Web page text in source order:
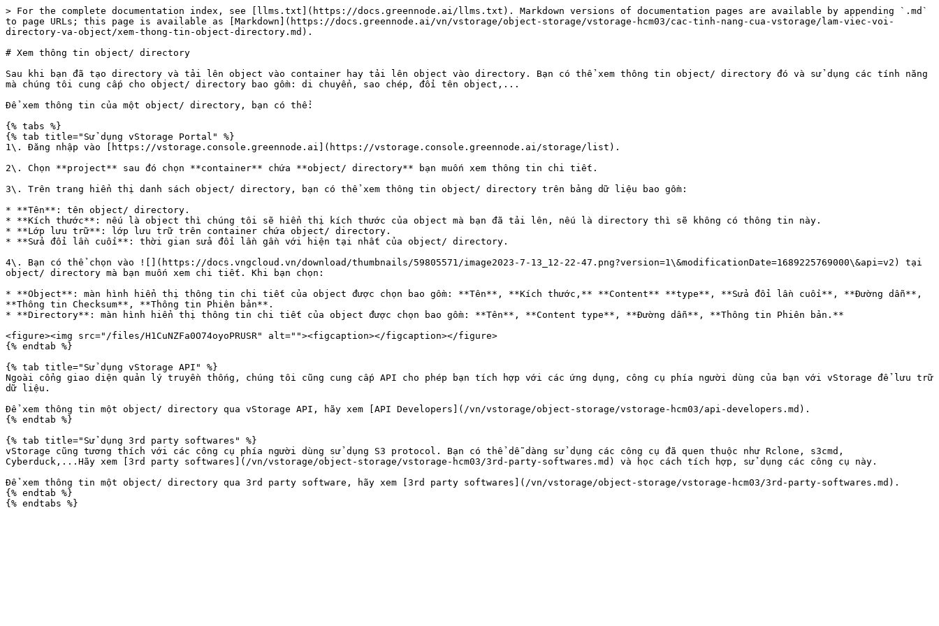
> For the complete documentation index, see [llms.txt](https://docs.greennode.ai/llms.txt). Markdown versions of documentation pages are available by appending `.md`
to page URLs; this page is available as [Markdown](https://docs.greennode.ai/vn/vstorage/object-storage/vstorage-hcm03/cac-tinh-nang-cua-vstorage/lam-viec-voi-
directory-va-object/xem-thong-tin-object-directory.md).
# Xem thông tin object/ directory
Sau khi bạn đã tạo directory và tải lên object vào container hay tải lên object vào directory. Bạn có thể xem thông tin object/ directory đó và sử dụng các tính năng
mà chúng tôi cung cấp cho object/ directory bao gồm: di chuyển, sao chép, đổi tên object,...
Để xem thông tin của một object/ directory, bạn có thể:
{% tabs %}
{% tab title="Sử dụng vStorage Portal" %}
1\. Đăng nhập vào [https://vstorage.console.greennode.ai](https://vstorage.console.greennode.ai/storage/list).
2\. Chọn **project** sau đó chọn **container** chứa **object/ directory** bạn muốn xem thông tin chi tiết.
3\. Trên trang hiển thị danh sách object/ directory, bạn có thể xem thông tin object/ directory trên bảng dữ liệu bao gồm:
* **Tên**: tên object/ directory.
* **Kích thước**: nếu là object thì chúng tôi sẽ hiển thị kích thước của object mà bạn đã tải lên, nếu là directory thì sẽ không có thông tin này.
* **Lớp lưu trữ**: lớp lưu trữ trên container chứa object/ directory.
* **Sửa đổi lần cuối**: thời gian sửa đổi lần gần với hiện tại nhất của object/ directory.
4\. Bạn có thể chọn vào ![](https://docs.vngcloud.vn/download/thumbnails/59805571/image2023-7-13_12-22-47.png?version=1\&modificationDate=1689225769000\&api=v2) tại
object/ directory mà bạn muốn xem chi tiết. Khi bạn chọn:
* **Object**: màn hình hiển thị thông tin chi tiết của object được chọn bao gồm: **Tên**, **Kích thước,** **Content** **type**, **Sửa đổi lần cuối**, **Đường dẫn**,
**Thông tin Checksum**, **Thông tin Phiên bản**.
* **Directory**: màn hình hiển thị thông tin chi tiết của object được chọn bao gồm: **Tên**, **Content type**, **Đường dẫn**, **Thông tin Phiên bản.**
<figure><img src="/files/H1CuNZFa0O74oyoPRUSR" alt=""><figcaption></figcaption></figure>
{% endtab %}
{% tab title="Sử dụng vStorage API" %}
Ngoài cổng giao diện quản lý truyền thống, chúng tôi cũng cung cấp API cho phép bạn tích hợp với các ứng dụng, công cụ phía người dùng của bạn với vStorage để lưu trữ
dữ liệu.
Để xem thông tin một object/ directory qua vStorage API, hãy xem [API Developers](/vn/vstorage/object-storage/vstorage-hcm03/api-developers.md).
{% endtab %}
{% tab title="Sử dụng 3rd party softwares" %}
vStorage cũng tương thích với các công cụ phía người dùng sử dụng S3 protocol. Bạn có thể dễ dàng sử dụng các công cụ đã quen thuộc như Rclone, s3cmd,
Cyberduck,...Hãy xem [3rd party softwares](/vn/vstorage/object-storage/vstorage-hcm03/3rd-party-softwares.md) và học cách tích hợp, sử dụng các công cụ này.
Để xem thông tin một object/ directory qua 3rd party software, hãy xem [3rd party softwares](/vn/vstorage/object-storage/vstorage-hcm03/3rd-party-softwares.md).
{% endtab %}